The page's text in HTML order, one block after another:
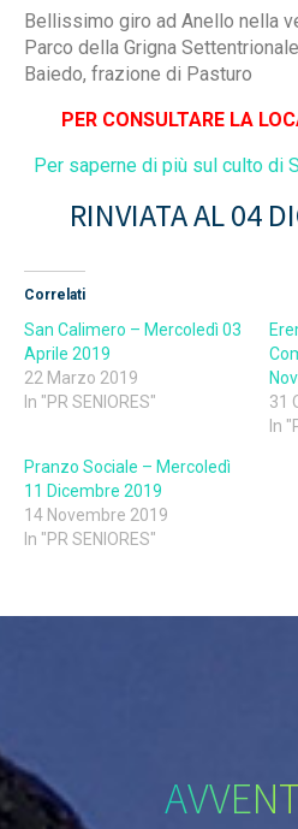
Bellissimo giro ad Anello nella
Parco della Grigna
Baiedo, frazione di Pasturo
PER CONSULTARE LA
Per saperne di più sul culto di
RINVIATA AL 04
Correlati
San Calimero – Mercoledì 03
Aprile 2019
22 Marzo 2019
In "PR SENIORES"
31
In
Pranzo Sociale – Mercoledì
11 Dicembre 2019
14 Novembre 2019
In "PR SENIORES"